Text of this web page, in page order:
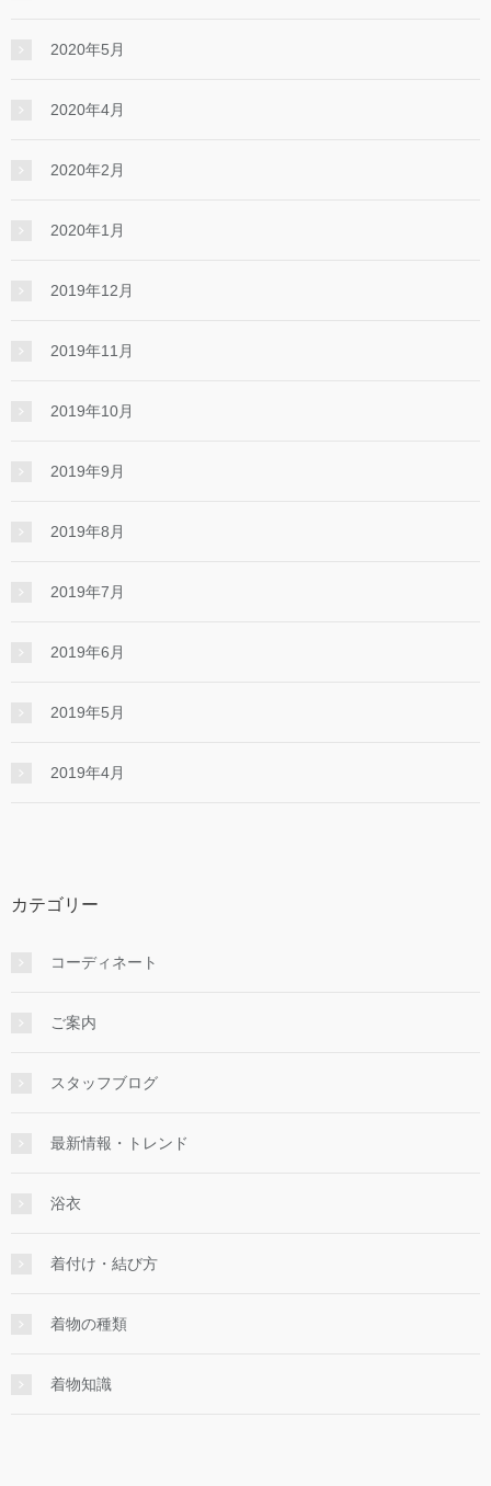
2020年5月
2020年4月
2020年2月
2020年1月
2019年12月
2019年11月
2019年10月
2019年9月
2019年8月
2019年7月
2019年6月
2019年5月
2019年4月
カテゴリー
コーディネート
ご案内
スタッフブログ
最新情報・トレンド
浴衣
着付け・結び方
着物の種類
着物知識